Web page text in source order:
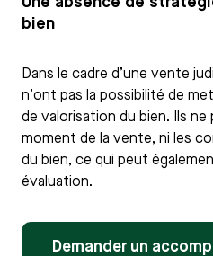
bien
Dans le cadre d’une vente
n’ont pas la possibilité de
de valorisation du bien. Ils
moment de la vente, ni les
du bien, ce qui peut
évaluation.
Demander un